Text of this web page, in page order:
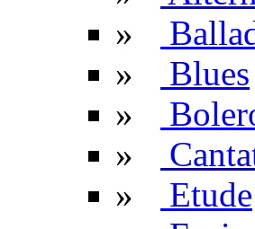
»
»
Blues
»
»
»
Etude